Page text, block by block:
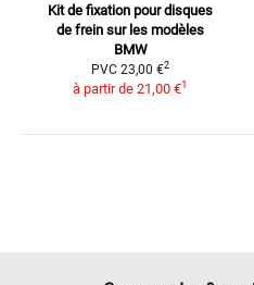
Kit de fixation pour disques
de frein sur les modèles
BMW
PVC 23,00 €2
à partir de 21,00 €1